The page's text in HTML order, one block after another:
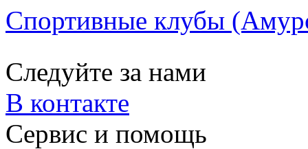
Спортивные клубы
Следуйте за нами
В контакте
Сервис и помощь